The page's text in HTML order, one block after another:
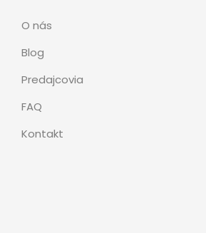
O nás
Blog
Predajcovia
FAQ
Kontakt